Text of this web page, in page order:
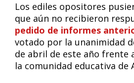
Los ediles opositores
que aún no recibieron
pedido de informes
votado por la unanimidad
de abril de este año frente
la comunidad educativa de